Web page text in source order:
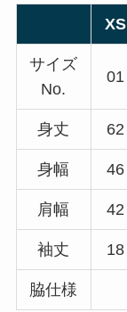
XS
サイズ
No.
01
身丈 62
身幅 46
肩幅 42
袖丈 18
脇仕様